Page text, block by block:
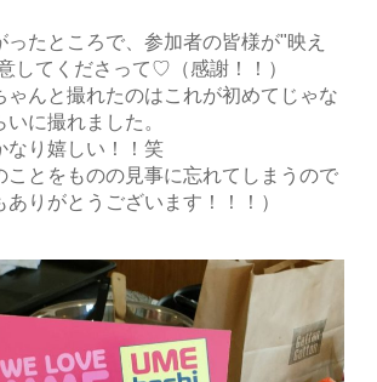
ったところで、参加者の皆様が"映え
してくださって♡（感謝！！）
ゃんと撮れたのはこれが初めてじゃな
に撮れました。
なり嬉しい！！笑
ことをものの見事に忘れてしまうので
りがとうございます！！！）